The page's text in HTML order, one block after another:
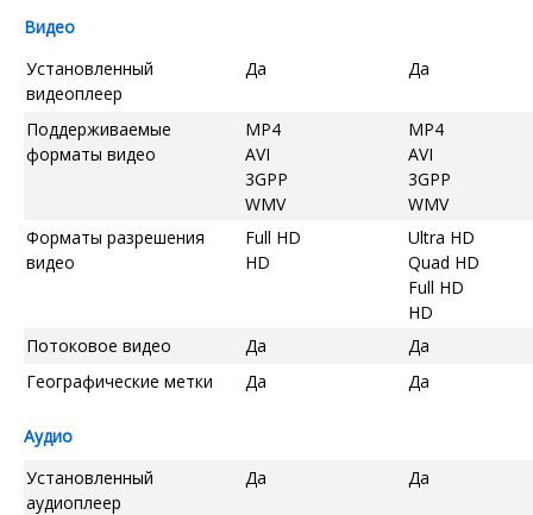
Видео
Установленный
видеоплеер
Да Да
Поддерживаемые
форматы видео
MP4
AVI
3GPP
WMV
MP4
AVI
3GPP
WMV
Форматы разрешения
видео
Full HD
HD
Ultra HD
Quad HD
Full HD
HD
Потоковое видео
Да
Да
Географические метки
Да Да
Аудио
Установленный
аудиоплеер
Да Да